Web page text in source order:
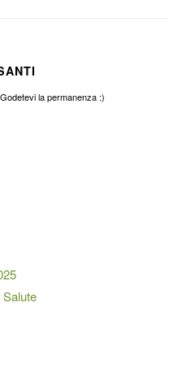
la permanenza :)